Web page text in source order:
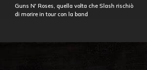
Guns N' Roses, quella volta che Slash rischiò
di morire in tour con la band